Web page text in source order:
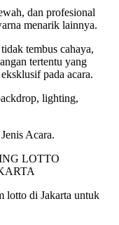
dan profesional
menarik lainnya.
tembus cahaya,
tertentu yang
pada acara.
lighting,
Acara.
lotto di Jakarta untuk